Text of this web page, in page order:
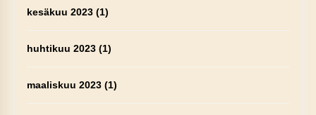
kesäkuu 2023(1)
huhtikuu 2023(1)
maaliskuu 2023(1)